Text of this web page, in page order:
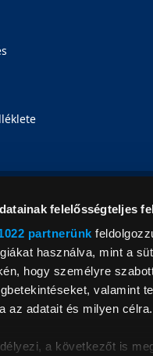
felelősségteljes
partnerünk
használva, mint a
hogy személyre
valamint
az adatait és milyen célra.
a következőt is
© 2026.